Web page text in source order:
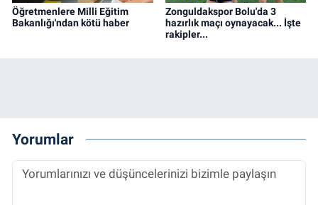
Öğretmenlere Milli Eğitim
Bakanlığı'ndan kötü haber
Zonguldakspor Bolu'da 3
hazırlık maçı oynayacak... İşte
rakipler...
Yorumlar